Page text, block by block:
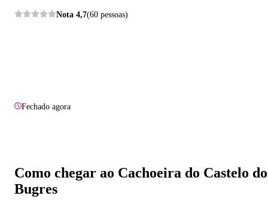
Nota 4,7(60 pessoas)
Fechado agora
Como chegar ao Cachoeira do Castelo
Bugres